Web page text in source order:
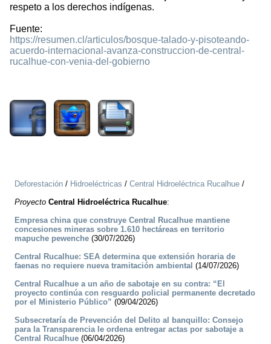
respeto a los derechos indígenas.
Fuente:
https://resumen.cl/articulos/bosque-talado-y-pisoteando-
acuerdo-internacional-avanza-construccion-de-central-
rucalhue-con-venia-del-gobierno
Deforestación / Hidroeléctricas / Central Hidroeléctrica Rucalhue /
Proyecto Central Hidroeléctrica Rucalhue:
Empresa china que construye Central Rucalhue mantiene
concesiones mineras sobre 1.610 hectáreas en territorio
mapuche pewenche (30/07/2026)
Central Rucalhue: SEA determina que extensión horaria de
faenas no requiere nueva tramitación ambiental (14/07/2026)
Central Rucalhue a un año de sabotaje en su contra: “El
proyecto continúa con resguardo policial permanente decretado
por el Ministerio Público” (09/04/2026)
Subsecretaría de Prevención del Delito al banquillo: Consejo
para la Transparencia le ordena entregar actas por sabotaje a
Central Rucalhue (06/04/2026)